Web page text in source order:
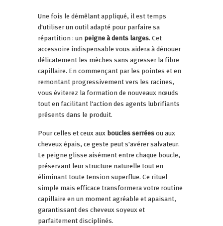
Une fois le démêlant appliqué, il est temps
d'utiliser un outil adapté pour parfaire sa
répartition : unpeigne à dents larges. Cet
accessoire indispensable vous aidera à dénouer
délicatement les mèches sans agresser la fibre
capillaire. En commençant par les pointes et en
remontant progressivement vers les racines,
vous éviterez la formation de nouveaux nœuds
tout en facilitant l'action des agents lubrifiants
présents dans le produit.
Pour celles et ceux auxboucles serréesou aux
cheveux épais, ce geste peut s'avérer salvateur.
Le peigne glisse aisément entre chaque boucle,
préservant leur structure naturelle tout en
éliminant toute tension superflue. Ce rituel
simple mais efficace transformera votre routine
capillaire en un moment agréable et apaisant,
garantissant des cheveux soyeux et
parfaitement disciplinés.